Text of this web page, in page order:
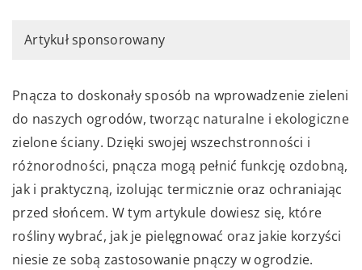
Artykuł sponsorowany
Pnącza to doskonały sposób na wprowadzenie zieleni
do naszych ogrodów, tworząc naturalne i ekologiczne
zielone ściany. Dzięki swojej wszechstronności i
różnorodności, pnącza mogą pełnić funkcję ozdobną,
jak i praktyczną, izolując termicznie oraz ochraniając
przed słońcem. W tym artykule dowiesz się, które
rośliny wybrać, jak je pielęgnować oraz jakie korzyści
niesie ze sobą zastosowanie pnączy w ogrodzie.